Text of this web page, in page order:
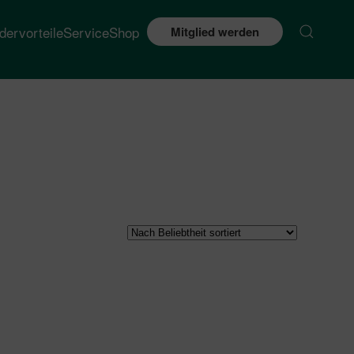
ServiceShop Mitglied werden